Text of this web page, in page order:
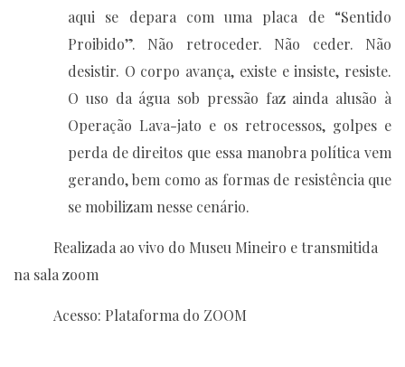
aqui se depara com uma placa de “Sentido
Proibido”. Não retroceder. Não ceder. Não
desistir. O corpo avança, existe e insiste, resiste.
O uso da água sob pressão faz ainda alusão à
Operação Lava-jato e os retrocessos, golpes e
perda de direitos que essa manobra política vem
gerando, bem como as formas de resistência que
se mobilizam nesse cenário.
Realizada ao vivo do Museu Mineiro e transmitida
na sala zoom
Acesso: Plataforma do ZOOM